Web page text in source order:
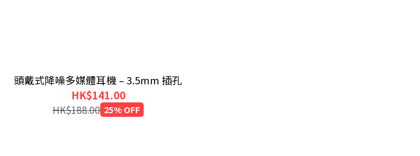
頭戴式降噪多媒體耳機 – 3.5mm 插孔
HK$141.00
HK$188.00 25% OFF